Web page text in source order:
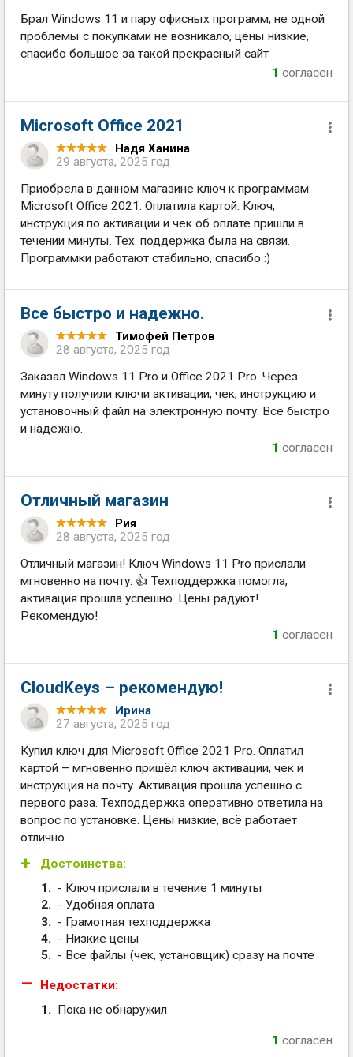
Брал Windows 11 и пару офисных программ, не одной
проблемы с покупками не возникало, цены низкие,
спасибо большое за такой прекрасный сайт
1 согласен
Microsoft Office 2021
Надя Ханина
29 августа, 2025 год
Приобрела в данном магазине ключ к программам
Microsoft Office 2021. Оплатила картой. Ключ,
инструкция по активации и чек об оплате пришли в
течении минуты. Тех. поддержка была на связи.
Программки работают стабильно, спасибо :)
Все быстро и надежно.
Тимофей Петров
28 августа, 2025 год
Заказал Windows 11 Pro и Office 2021 Pro. Через
минуту получили ключи активации, чек, инструкцию и
установочный файл на электронную почту. Все быстро
и надежно.
1 согласен
Отличный магазин
Рия
28 августа, 2025 год
Отличный магазин! Ключ Windows 11 Pro прислали
мгновенно на почту. 👍 Техподдержка помогла,
активация прошла успешно. Цены радуют!
Рекомендую!
1 согласен
CloudKeys – рекомендую!
Ирина
27 августа, 2025 год
Купил ключ для Microsoft Office 2021 Pro. Оплатил
картой – мгновенно пришёл ключ активации, чек и
инструкция на почту. Активация прошла успешно с
первого раза. Техподдержка оперативно ответила на
вопрос по установке. Цены низкие, всё работает
отлично
Достоинства:
- Ключ прислали в течение 1 минуты
- Удобная оплата
- Грамотная техподдержка
- Низкие цены
- Все файлы (чек, установщик) сразу на почте
Недостатки:
Пока не обнаружил
1 согласен